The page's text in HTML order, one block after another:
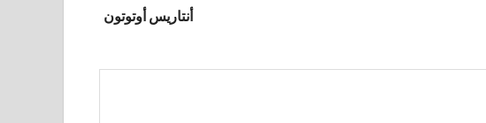
أنتاريس أوتوتون